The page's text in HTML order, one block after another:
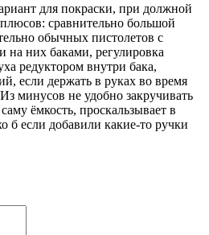
для покраски, при должной
сравнительно большой
обычных пистолетов с
на них баками, регулировка
редуктором внутри бака,
если держать в руках во время
минусов не удобно закручивать
ёмкость, проскальзывает в
б если добавили какие-то ручки